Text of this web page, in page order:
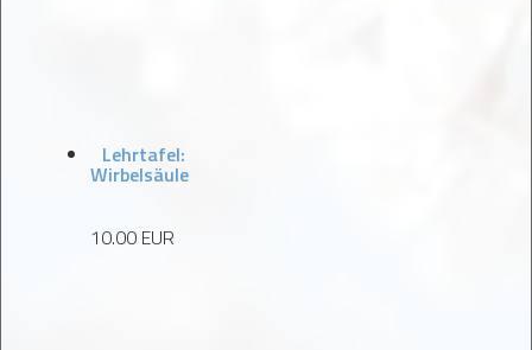
Lehrtafel:
Wirbelsäule
10.00 EUR